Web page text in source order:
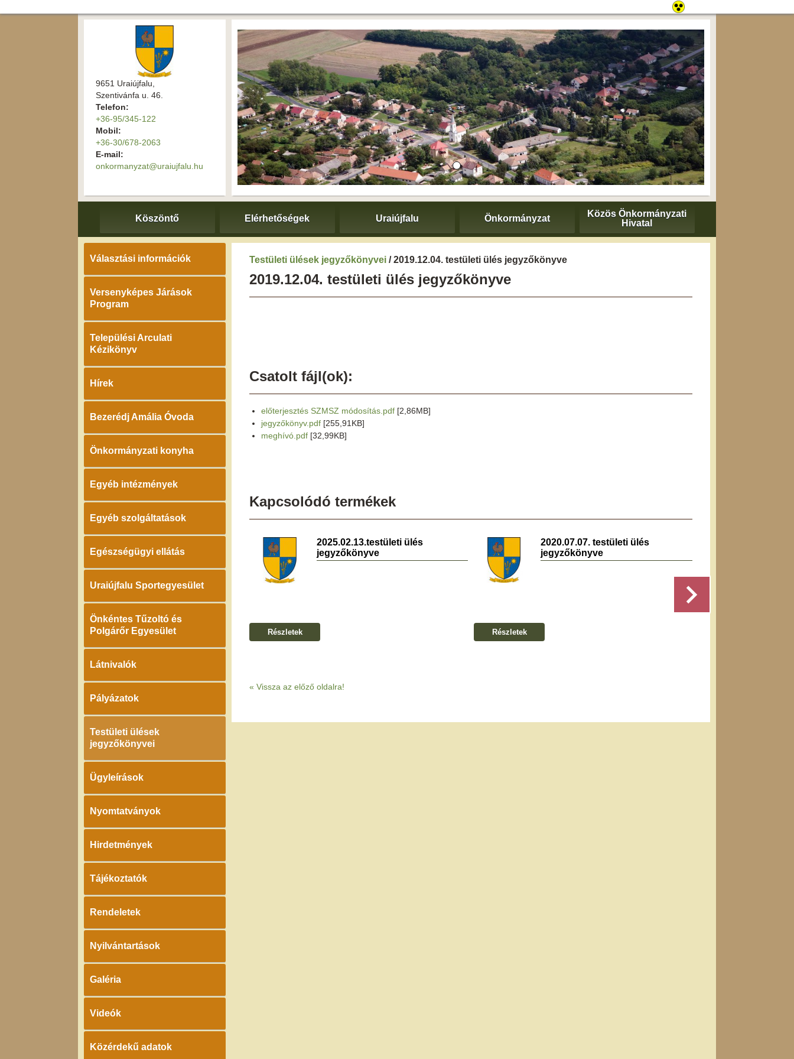
9651 Uraiújfalu,
Szentivánfa u. 46.
Telefon:
+36-95/345-122
Mobil:
+36-30/678-2063
E-mail:
onkormanyzat@uraiujfalu.hu
Köszöntő Elérhetőségek Uraiújfalu Önkormányzat
Közös Önkormányzati
Hivatal
Választási információk
Versenyképes Járások
Program
Települési Arculati
Kézikönyv
Hírek
Bezerédj Amália Óvoda
Önkormányzati konyha
Egyéb intézmények
Egyéb szolgáltatások
Egészségügyi ellátás
Uraiújfalu Sportegyesület
Önkéntes Tűzoltó és
Polgárőr Egyesület
Látnivalók
Pályázatok
Testületi ülések
jegyzőkönyvei
Ügyleírások
Nyomtatványok
Hirdetmények
Tájékoztatók
Rendeletek
Nyilvántartások
Galéria
Videók
Közérdekű adatok
Testületi ülések jegyzőkönyvei / 2019.12.04. testületi ülés jegyzőkönyve
2019.12.04. testületi ülés jegyzőkönyve
Csatolt fájl(ok):
előterjesztés SZMSZ módosítás.pdf [2,86MB]
jegyzőkönyv.pdf [255,91KB]
meghívó.pdf [32,99KB]
Kapcsolódó termékek
2025.02.13.testületi ülés
jegyzőkönyve
Részletek
2020.07.07. testületi ülés
jegyzőkönyve
Részletek
« Vissza az előző oldalra!